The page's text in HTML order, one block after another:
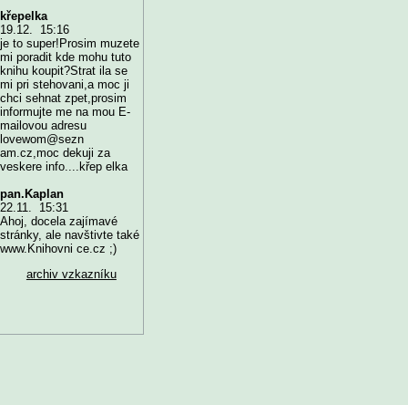
křepelka
19.12. 15:16
je to super!Prosim muzete
mi poradit kde mohu tuto
knihu koupit?Strat ila se
mi pri stehovani,a moc ji
chci sehnat zpet,prosim
informujte me na mou E-
mailovou adresu
lovewom@sezn
am.cz,moc dekuji za
veskere info....křep elka
pan.Kaplan
22.11. 15:31
Ahoj, docela zajímavé
stránky, ale navštivte také
www.Knihovni ce.cz ;)
archiv vzkazníku